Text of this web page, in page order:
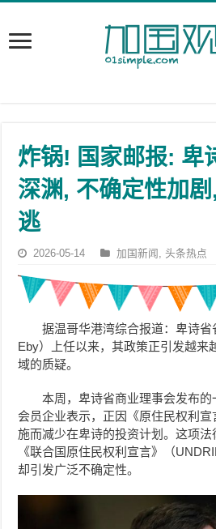
炸锅! 国家邮报: 卑
深渊, 不确定性加
逃
2026-05-14 加国新闻 ,头条热点
据温哥华港湾综合报道：卑诗
Eby）上任以来，其政策正引发越来
域的质疑。
本周，卑诗省商业理事会发布
会员企业表示，正因《原住民权利
施而减少在卑诗的投资计划。这项
《联合国原住民权利宣言》（
却引发广泛不确定性。